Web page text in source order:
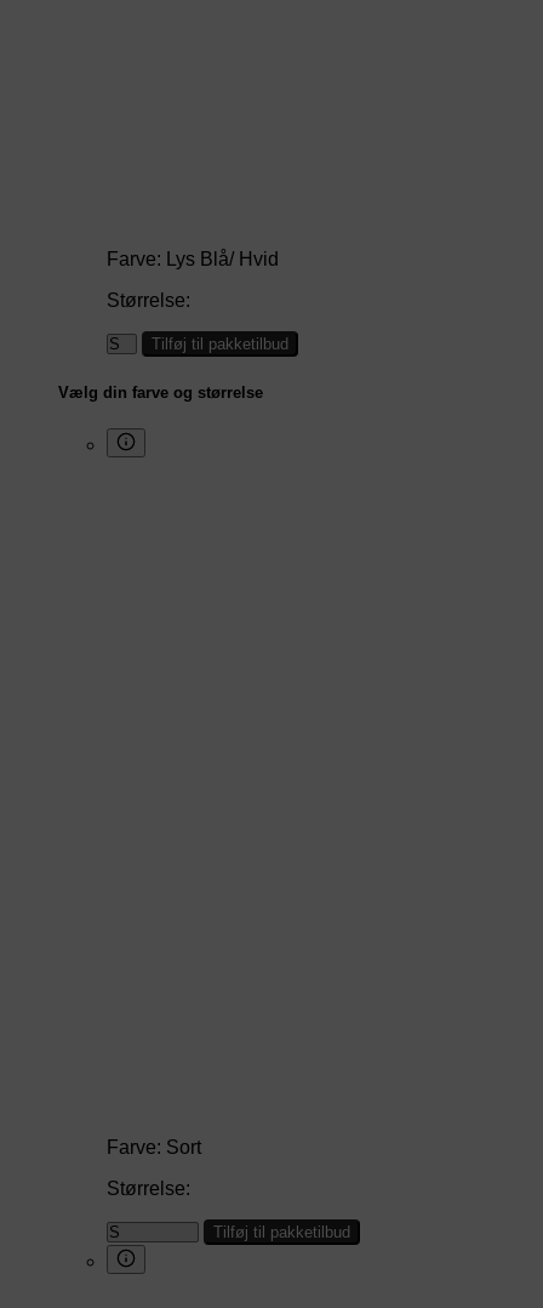
Farve:
Lys Blå/ Hvid
Størrelse:
Tilføj til pakketilbud
Vælg din farve og størrelse
Farve: Sort
Størrelse:
Tilføj til pakketilbud